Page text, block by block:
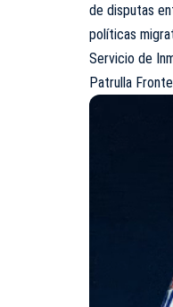
de disputas
políticas
Servicio de
Patrulla